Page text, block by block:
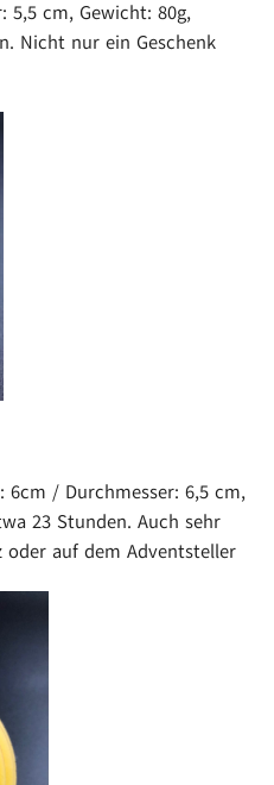
5,5 cm, Gewicht: 80g,
Nicht nur ein Geschenk
6cm / Durchmesser: 6,5 cm,
23 Stunden. Auch sehr
oder auf dem Adventsteller